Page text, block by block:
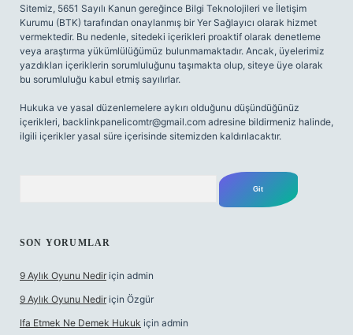
Sitemiz, 5651 Sayılı Kanun gereğince Bilgi Teknolojileri ve İletişim
Kurumu (BTK) tarafından onaylanmış bir Yer Sağlayıcı olarak hizmet
vermektedir. Bu nedenle, sitedeki içerikleri proaktif olarak denetleme
veya araştırma yükümlülüğümüz bulunmamaktadır. Ancak, üyelerimiz
yazdıkları içeriklerin sorumluluğunu taşımakta olup, siteye üye olarak
bu sorumluluğu kabul etmiş sayılırlar.
Hukuka ve yasal düzenlemelere aykırı olduğunu düşündüğünüz
içerikleri, backlinkpanelicomtr@gmail.com adresine bildirmeniz halinde,
ilgili içerikler yasal süre içerisinde sitemizden kaldırılacaktır.
SON YORUMLAR
9 Aylık Oyunu Nedir için admin
9 Aylık Oyunu Nedir için Özgür
Ifa Etmek Ne Demek Hukuk için admin